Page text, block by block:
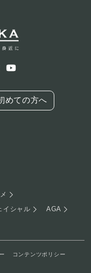
めての方へ
イシャル AGA
コンテンツポリシー